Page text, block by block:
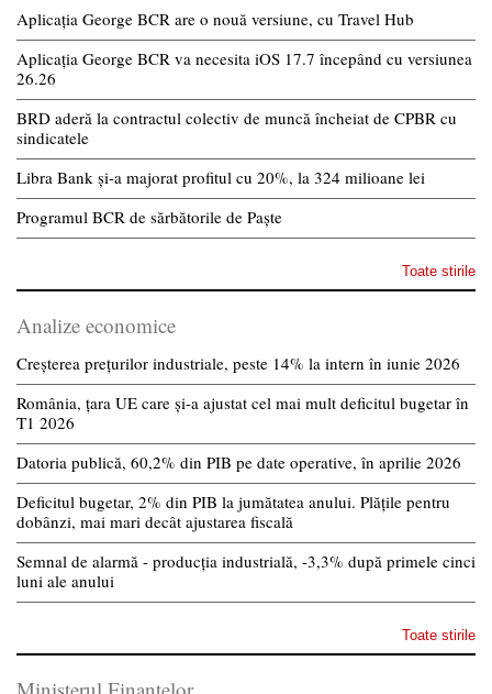
Aplicația George BCR are o nouă versiune, cu Travel Hub
Aplicația George BCR va necesita iOS 17.7 începând cu versiunea
26.26
BRD aderă la contractul colectiv de muncă încheiat de CPBR cu
sindicatele
Libra Bank și-a majorat profitul cu 20%, la 324 milioane lei
Programul BCR de sărbătorile de Paște
Toate stirile
Analize economice
Creșterea prețurilor industriale, peste 14% la intern în iunie 2026
România, țara UE care și-a ajustat cel mai mult deficitul bugetar în
T1 2026
Datoria publică, 60,2% din PIB pe date operative, în aprilie 2026
Deficitul bugetar, 2% din PIB la jumătatea anului. Plățile pentru
dobânzi, mai mari decât ajustarea fiscală
Semnal de alarmă - producția industrială, -3,3% după primele cinci
luni ale anului
Toate stirile